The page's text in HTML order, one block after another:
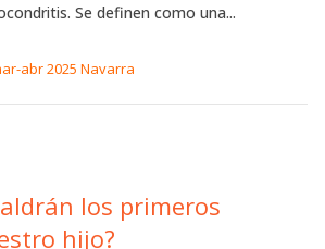
Se definen como una...
abr 2025 Navarra
los primeros
hijo?